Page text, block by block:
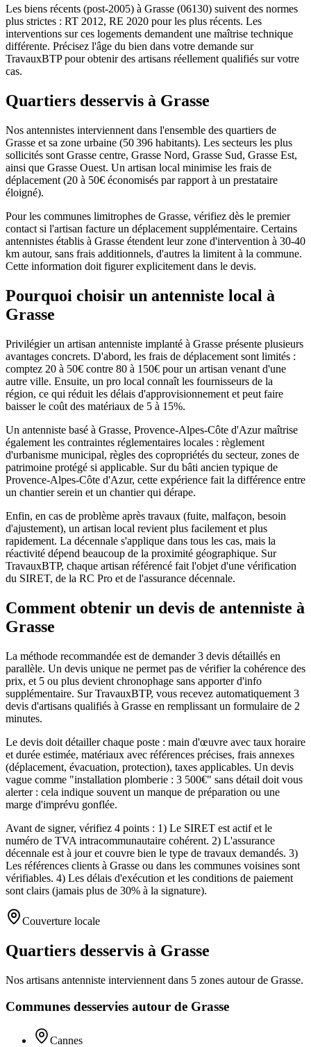
Les biens récents (post-2005) à Grasse (06130) suivent des normes
plus strictes : RT 2012, RE 2020 pour les plus récents. Les
interventions sur ces logements demandent une maîtrise technique
différente. Précisez l'âge du bien dans votre demande sur
TravauxBTP pour obtenir des artisans réellement qualifiés sur votre
cas.
Quartiers desservis à Grasse
Nos antennistes interviennent dans l'ensemble des quartiers de
Grasse et sa zone urbaine (50 396 habitants). Les secteurs les plus
sollicités sont Grasse centre, Grasse Nord, Grasse Sud, Grasse Est,
ainsi que Grasse Ouest. Un artisan local minimise les frais de
déplacement (20 à 50€ économisés par rapport à un prestataire
éloigné).
Pour les communes limitrophes de Grasse, vérifiez dès le premier
contact si l'artisan facture un déplacement supplémentaire. Certains
antennistes établis à Grasse étendent leur zone d'intervention à 30-40
km autour, sans frais additionnels, d'autres la limitent à la commune.
Cette information doit figurer explicitement dans le devis.
Pourquoi choisir un antenniste local à
Grasse
Privilégier un artisan antenniste implanté à Grasse présente plusieurs
avantages concrets. D'abord, les frais de déplacement sont limités :
comptez 20 à 50€ contre 80 à 150€ pour un artisan venant d'une
autre ville. Ensuite, un pro local connaît les fournisseurs de la
région, ce qui réduit les délais d'approvisionnement et peut faire
baisser le coût des matériaux de 5 à 15%.
Un antenniste basé à Grasse, Provence-Alpes-Côte d'Azur maîtrise
également les contraintes réglementaires locales : règlement
d'urbanisme municipal, règles des copropriétés du secteur, zones de
patrimoine protégé si applicable. Sur du bâti ancien typique de
Provence-Alpes-Côte d'Azur, cette expérience fait la différence entre
un chantier serein et un chantier qui dérape.
Enfin, en cas de problème après travaux (fuite, malfaçon, besoin
d'ajustement), un artisan local revient plus facilement et plus
rapidement. La décennale s'applique dans tous les cas, mais la
réactivité dépend beaucoup de la proximité géographique. Sur
TravauxBTP, chaque artisan référencé fait l'objet d'une vérification
du SIRET, de la RC Pro et de l'assurance décennale.
Comment obtenir un devis de antenniste à
Grasse
La méthode recommandée est de demander 3 devis détaillés en
parallèle. Un devis unique ne permet pas de vérifier la cohérence des
prix, et 5 ou plus devient chronophage sans apporter d'info
supplémentaire. Sur TravauxBTP, vous recevez automatiquement 3
devis d'artisans qualifiés à Grasse en remplissant un formulaire de 2
minutes.
Le devis doit détailler chaque poste : main d'œuvre avec taux horaire
et durée estimée, matériaux avec références précises, frais annexes
(déplacement, évacuation, protection), taxes applicables. Un devis
vague comme "installation plomberie : 3 500€" sans détail doit vous
alerter : cela indique souvent un manque de préparation ou une
marge d'imprévu gonflée.
Avant de signer, vérifiez 4 points : 1) Le SIRET est actif et le
numéro de TVA intracommunautaire cohérent. 2) L'assurance
décennale est à jour et couvre bien le type de travaux demandés. 3)
Les références clients à Grasse ou dans les communes voisines sont
vérifiables. 4) Les délais d'exécution et les conditions de paiement
sont clairs (jamais plus de 30% à la signature).
Couverture locale
Quartiers desservis à Grasse
Nos artisans antenniste interviennent dans 5 zones autour de Grasse.
Communes desservies autour de Grasse
Cannes